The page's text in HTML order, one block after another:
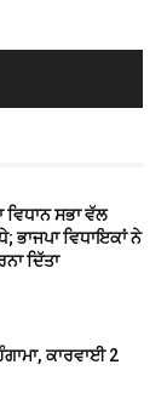
ਸਭਾ ਵੱਲ
ਭਾਜਪਾ ਵਿਧਾਇਕਾਂ ਨੇ
ਦਿੱਤਾ
ਕਾਰਵਾਈ 2